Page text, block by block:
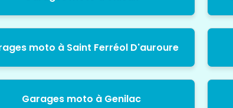
moto à Saint Ferréol D'auroure
Garages moto à Genilac